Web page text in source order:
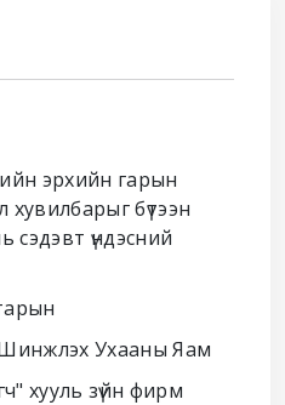
эрхийн гарын
бүтээн
сэдэвт үндэсний
Ухааны Яам
хууль зүйн фирм